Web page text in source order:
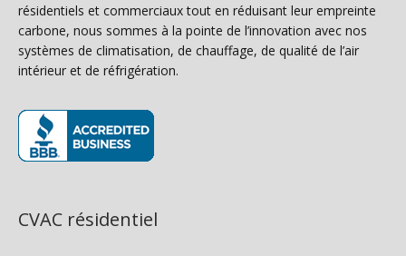
résidentiels et commerciaux tout en réduisant leur empreinte
carbone, nous sommes à la pointe de l’innovation avec nos
systèmes de climatisation, de chauffage, de qualité de l’air
intérieur et de réfrigération.
CVAC résidentiel